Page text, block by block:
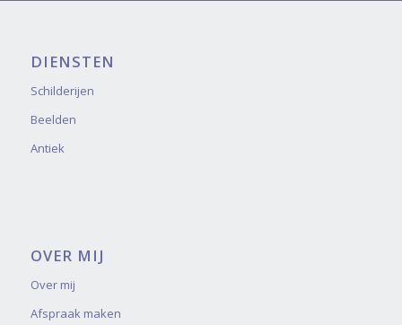
DIENSTEN
Schilderijen
Beelden
Antiek
OVER MIJ
Over mij
Afspraak maken